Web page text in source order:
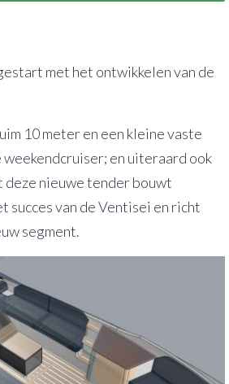
met het ontwikkelen van de
10 meter en een kleine vaste
en uiteraard ook
deze nieuwe tender bouwt
succes van de Ventisei en richt
segment.